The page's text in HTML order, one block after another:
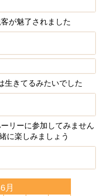
が魅了されました
生きてるみたいでした
リーに参加してみません
に楽しみましょう
月